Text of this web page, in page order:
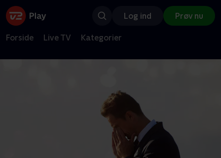
Log ind Prøv nu
Forside Live TV Kategorier